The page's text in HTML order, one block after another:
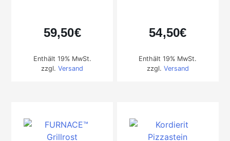
59,50€
Enthält 19% MwSt.
zzgl.Versand
54,50€
Enthält 19% MwSt.
zzgl. Versand